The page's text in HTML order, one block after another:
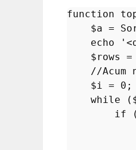
function
$a =
echo
$rows
=
//Acum
$i = 0 ;
while (
if (